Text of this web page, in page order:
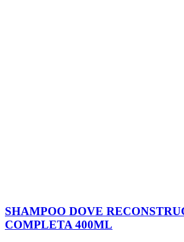
SHAMPOO DOVE
COMPLETA 400ML